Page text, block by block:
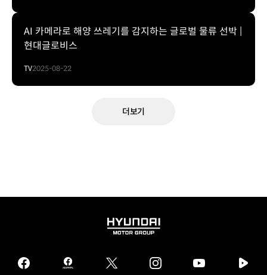
AI 카메라로 해양 쓰레기를 감지하는 글로벌 물류 선박 |
현대글로비스
TV2025-08-22
더보기
HYUNDAI
GROUP
facebook
hmg twitter instagram